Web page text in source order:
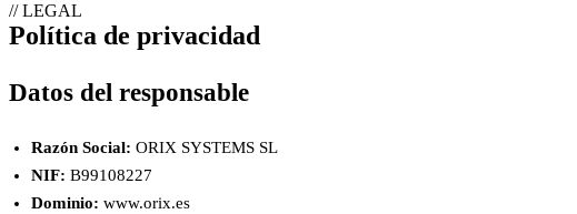
// LEGAL
Política de privacidad
Datos del responsable
Razón Social: ORIX SYSTEMS SL
NIF: B99108227
Dominio: www.orix.es